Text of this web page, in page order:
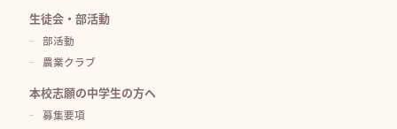
生徒会・部活動
部活動
農業クラブ
本校志願の中学生の方へ
募集要項